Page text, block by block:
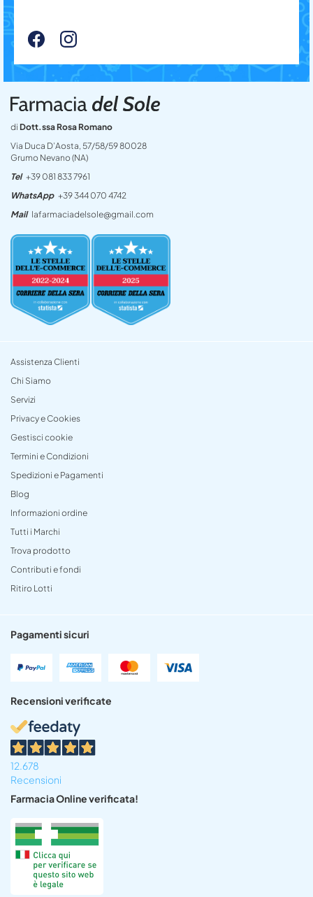
di Dott.ssa Rosa Romano
Via Duca D’Aosta, 57/58/59 80028
Grumo Nevano (NA)
Tel +39 081 833 7961
WhatsApp +39 344 070 4742
Mail lafarmaciadelsole@gmail.com
Assistenza Clienti
Chi Siamo
Servizi
Privacy e Cookies
Gestisci cookie
Termini e Condizioni
Spedizioni e Pagamenti
Blog
Informazioni ordine
Tutti i Marchi
Trova prodotto
Contributi e fondi
Ritiro Lotti
Pagamenti sicuri
Recensioni verificate
12.678
Recensioni
Farmacia Online verificata!